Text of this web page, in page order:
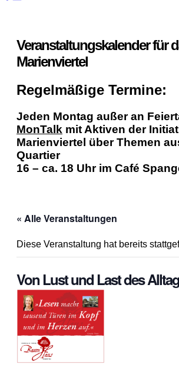
Veranstaltungskalender für
Marienviertel
Regelmäßige Termine:
Jeden Montag außer an
MonTalk mit Aktiven der
Marienviertel über Themen
Quartier
16 – ca. 18 Uhr im Café
« Alle Veranstaltungen
Diese Veranstaltung hat bereits
Von Lust und Last des